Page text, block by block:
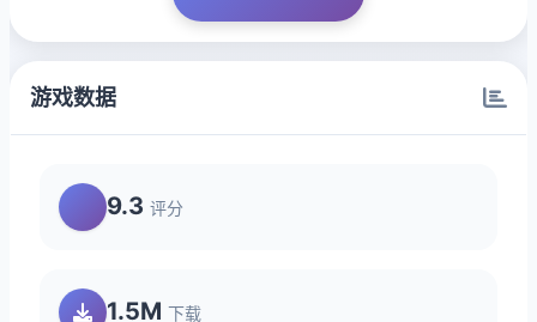
游戏数据
9.3 评分
1.5M 下载